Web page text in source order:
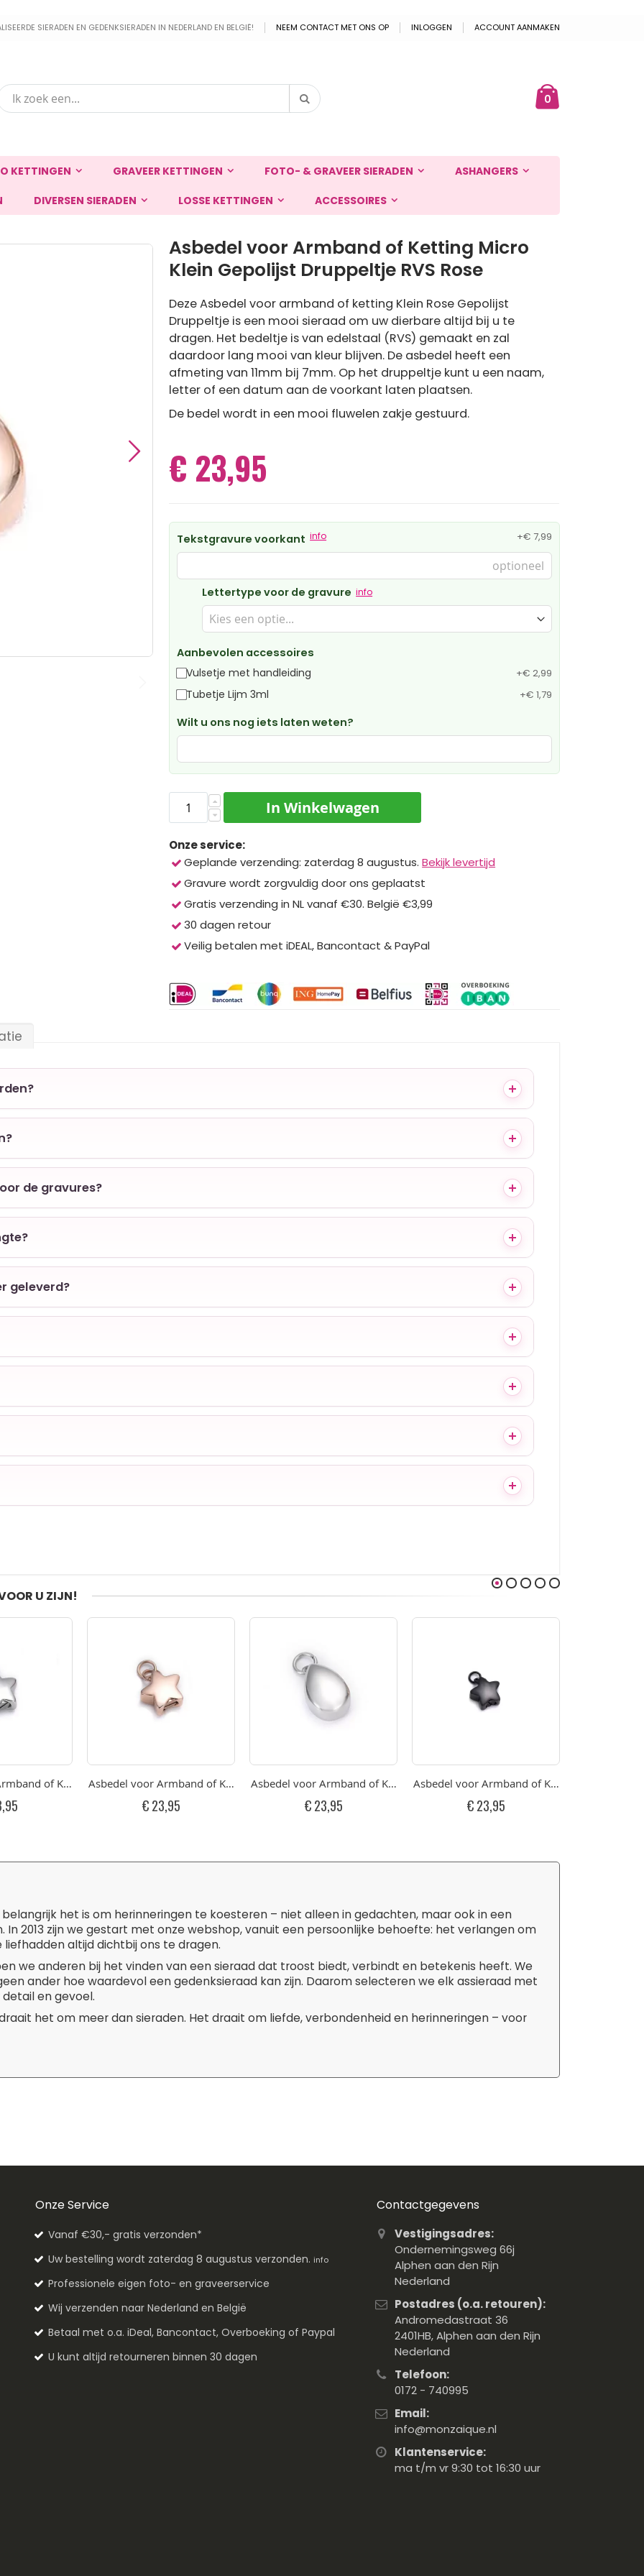
SIERADEN EN GEDENKSIERADEN IN NEDERLAND EN BELGIË! NEEM CONTACT MET ONS OP INLOGGEN ACCOUNT AANMAKEN
0producten
Zoek
KETTINGEN GRAVEER KETTINGEN FOTO- & GRAVEER SIERADEN ASHANGERS
DIVERSEN SIERADEN LOSSE KETTINGEN ACCESSOIRES
Asbedel voor Armband of Ketting Micro
Klein Gepolijst Druppeltje RVS Rose
Deze Asbedel voor armband of ketting Klein Rose Gepolijst
Druppeltje is een mooi sieraad om uw dierbare altijd bij u te
dragen. Het bedeltje is van edelstaal (RVS) gemaakt en zal
daardoor lang mooi van kleur blijven. De asbedel heeft een
afmeting van 11mm bij 7mm. Op het druppeltje kunt u een naam,
letter of een datum aan de voorkant laten plaatsen.
De bedel wordt in een mooi fluwelen zakje gestuurd.
€ 23,95
Tekstgravure voorkant info +€ 7,99
Lettertype voor de gravure info
Aanbevolen accessoires
Vulsetje met handleiding
+€ 2,99
Tubetje Lijm 3ml +€ 1,79
Wilt u ons nog iets laten weten?
In Winkelwagen
Onze service:
Geplande verzending: zaterdag 8 augustus. Bekijk levertijd
Gravure wordt zorgvuldig door ons geplaatst
Gratis verzending in NL vanaf €30. België €3,99
30 dagen retour
Veilig betalen met iDEAL, Bancontact & PayPal
de gravures?
geleverd?
U ZIJN!
RVS Goudkleurig
of Ketting Klein Gepolijst Sterretje RVS
Asbedel voor Armband of Ketting Klein Rose Gepolijst Sterretje RVS
€ 23,95
Asbedel voor Armband of Ketting Micro Klein Gepolijst Druppeltje RVS
€ 23,95
Asbedel voor Armband of Ketting Klein Zwart
€ 23,95
het is om herinneringen te koesteren – niet alleen in gedachten, maar ook in een
In 2013 zijn we gestart met onze webshop, vanuit een persoonlijke behoefte: het verlangen om
liefhadden altijd dichtbij ons te dragen.
we anderen bij het vinden van een sieraad dat troost biedt, verbindt en betekenis heeft. We
ander hoe waardevol een gedenksieraad kan zijn. Daarom selecteren we elk assieraad met
en gevoel.
het om meer dan sieraden. Het draait om liefde, verbondenheid en herinneringen – voor
Onze Service
Vanaf €30,- gratis verzonden*
Uw bestelling wordt zaterdag 8 augustus verzonden. info
Professionele eigen foto- en graveerservice
Wij verzenden naar Nederland en België
Betaal met o.a. iDeal, Bancontact, Overboeking of Paypal
U kunt altijd retourneren binnen 30 dagen
Contactgegevens
Vestigingsadres:
Ondernemingsweg 66j
Alphen aan den Rijn
Nederland
Postadres (o.a. retouren):
Andromedastraat 36
2401HB, Alphen aan den Rijn
Nederland
Telefoon:
0172 - 740995
Email:
info@monzaique.nl
Klantenservice:
ma t/m vr 9:30 tot 16:30 uur